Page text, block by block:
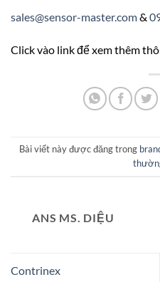
sales@sensor-master.com&
Click vào link để xem thêm
Bài viết này được đăng trong
ANS MS. DIỆU
Contrinex